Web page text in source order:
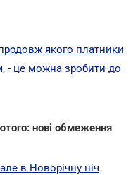
якого платники
- це можна зробити до
нові обмеження
в Новорічну ніч